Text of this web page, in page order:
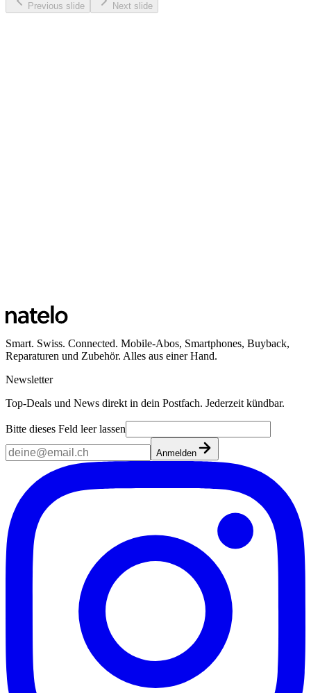
Previous slide Next slide
Smart. Swiss. Connected. Mobile-Abos, Smartphones, Buyback,
Reparaturen und Zubehör. Alles aus einer Hand.
Newsletter
Top-Deals und News direkt in dein Postfach. Jederzeit kündbar.
Bitte dieses Feld leer lassen
Anmelden